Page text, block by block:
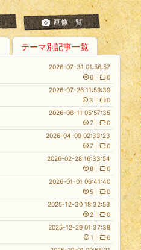
画像一覧
テーマ別記事一覧
2026-07-31 01:56:57
6
0
2026-07-26 11:59:39
3
0
2026-06-11 05:57:35
7
0
2026-04-09 02:33:23
7
0
2026-02-28 16:33:54
8
0
2026-01-01 06:41:40
5
0
2025-12-30 18:32:53
2
0
2025-12-29 01:37:38
1
0